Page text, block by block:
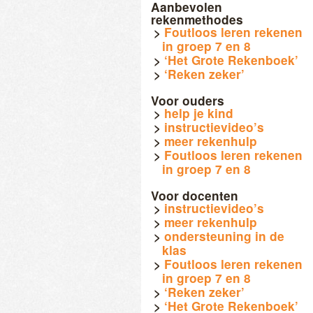
Aanbevolen
rekenmethodes
Foutloos leren rekenen
in groep 7 en 8
‘Het Grote Rekenboek’
‘Reken zeker’
Voor ouders
help je kind
instructievideo’s
meer rekenhulp
Foutloos leren rekenen
in groep 7 en 8
Voor docenten
instructievideo’s
meer rekenhulp
ondersteuning in de
klas
Foutloos leren rekenen
in groep 7 en 8
‘Reken zeker’
‘Het Grote Rekenboek’